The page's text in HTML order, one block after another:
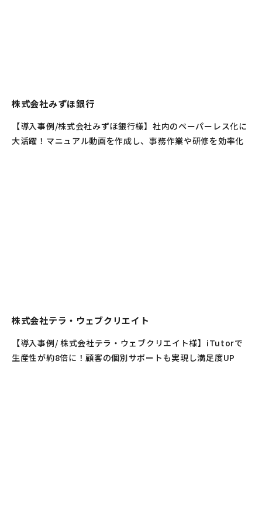
株式会社みずほ銀行
【導入事例/株式会社みずほ銀行様】社内のペーパーレス化に
大活躍！マニュアル動画を作成し、事務作業や研修を効率化
株式会社テラ・ウェブクリエイト
【導入事例/ 株式会社テラ・ウェブクリエイト様】iTutorで
生産性が約8倍に！顧客の個別サポートも実現し満足度UP